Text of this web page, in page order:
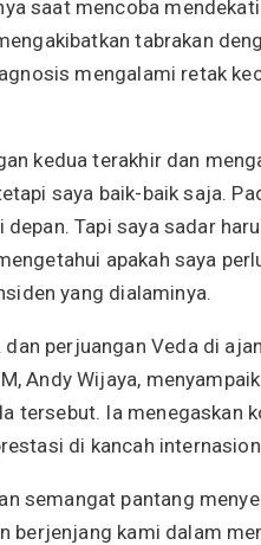
saat mencoba
tabrakan
mengalami retak
kedua terakhir dan
saya baik-baik saja.
Tapi saya sadar
apakah saya
yang dialaminya.
perjuangan Veda di
Andy Wijaya,
tersebut. Ia menegaskan
di kancah
semangat pantang
berjenjang kami dalam